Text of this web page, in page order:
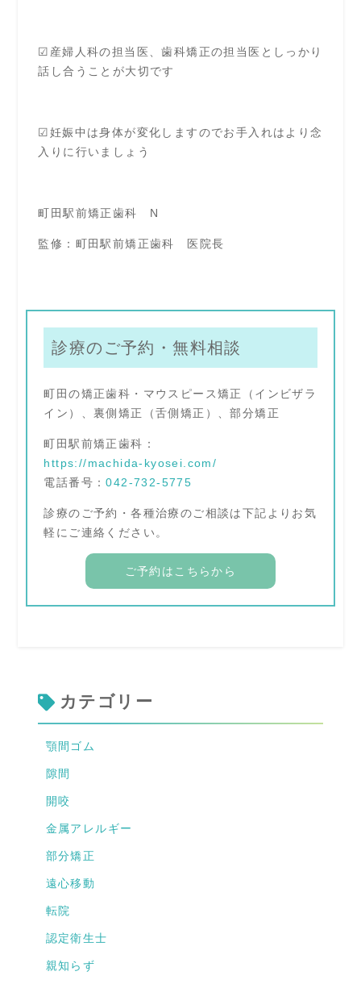
☑産婦人科の担当医、歯科矯正の担当医としっかり
話し合うことが大切です
☑妊娠中は身体が変化しますのでお手入れはより念
入りに行いましょう
町田駅前矯正歯科 N
監修：町田駅前矯正歯科 医院長
診療のご予約・無料相談
町田の矯正歯科・マウスピース矯正（インビザラ
イン）、裏側矯正（舌側矯正）、部分矯正
町田駅前矯正歯科：
https://machida-kyosei.com/
電話番号：042-732-5775
診療のご予約・各種治療のご相談は下記よりお気
軽にご連絡ください。
ご予約はこちらから
カテゴリー
顎間ゴム
隙間
開咬
金属アレルギー
部分矯正
遠心移動
転院
認定衛生士
親知らず